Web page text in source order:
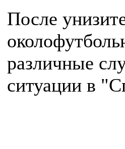
После
различные
ситуации в